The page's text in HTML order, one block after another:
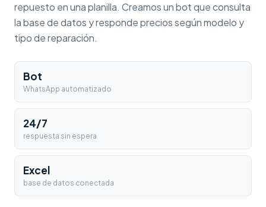
repuesto en una planilla. Creamos un bot que consulta
la base de datos y responde precios según modelo y
tipo de reparación.
Bot
WhatsApp automatizado
24/7
respuesta sin espera
Excel
base de datos conectada